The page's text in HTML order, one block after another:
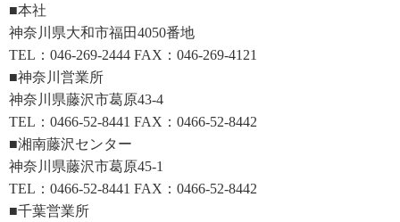
■本社
神奈川県大和市福田4050番地
TEL：046-269-2444 FAX：046-269-4121
■神奈川営業所
神奈川県藤沢市葛原43-4
TEL：0466-52-8441 FAX：0466-52-8442
■湘南藤沢センター
神奈川県藤沢市葛原45-1
TEL：0466-52-8441 FAX：0466-52-8442
■千葉営業所